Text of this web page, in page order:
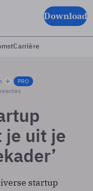
Download
Carrière
PRO
je uit je
startup